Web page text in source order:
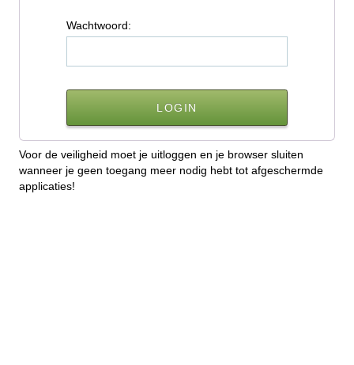
Wachtwoord:
Voor de veiligheid moet je uitloggen en je browser sluiten
wanneer je geen toegang meer nodig hebt tot afgeschermde
applicaties!